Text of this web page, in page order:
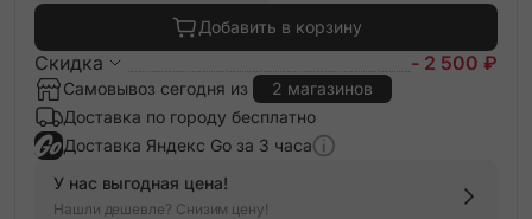
Добавить в корзину
Скидка - 2 500 ₽
Самовывоз сегодня из
2 магазинов
Доставка по городу бесплатно
Доставка Яндекс Go за 3 часа
У нас выгодная цена!
Нашли дешевле? Снизим цену!